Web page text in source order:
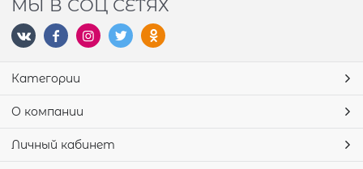
МЫ В СОЦ СЕТЯХ
Категории
О компании
Личный кабинет